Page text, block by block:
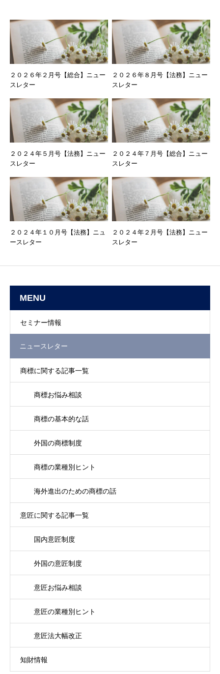
２０２６年２月号【総合】ニュー
スレター
２０２６年８月号【法務】ニュー
スレター
２０２４年５月号【法務】ニュー
スレター
２０２４年７月号【総合】ニュー
スレター
２０２４年１０月号【法務】ニュ
ースレター
２０２４年２月号【法務】ニュー
スレター
MENU
セミナー情報
ニュースレター
商標に関する記事一覧
商標お悩み相談
商標の基本的な話
外国の商標制度
商標の業種別ヒント
海外進出のための商標の話
意匠に関する記事一覧
国内意匠制度
外国の意匠制度
意匠お悩み相談
意匠の業種別ヒント
意匠法大幅改正
知財情報